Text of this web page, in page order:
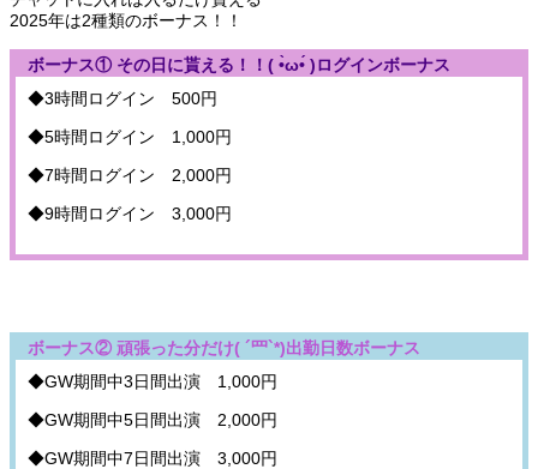
2025年は2種類のボーナス！！
ボーナス① その日に貰える！！( •̀ω•́ )ログインボーナス
◆3時間ログイン 500円
◆5時間ログイン 1,000円
◆7時間ログイン 2,000円
◆9時間ログイン 3,000円
ボーナス② 頑張った分だけ( ´罒`*)出勤日数ボーナス
◆GW期間中3日間出演 1,000円
◆GW期間中5日間出演 2,000円
◆GW期間中7日間出演 3,000円